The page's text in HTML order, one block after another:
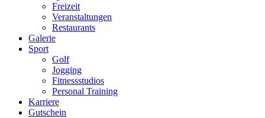
Freizeit
Veranstaltungen
Restaurants
Galerie
Sport
Golf
Jogging
Fitnessstudios
Personal Training
Karriere
Gutschein